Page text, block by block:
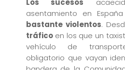
asentamiento en España
bastante violentos.
tráficoen los que un
vehículo de
obligatorio que vayan